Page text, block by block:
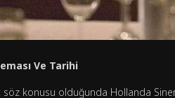
Ve Tarihi
konusu olduğunda Hollanda